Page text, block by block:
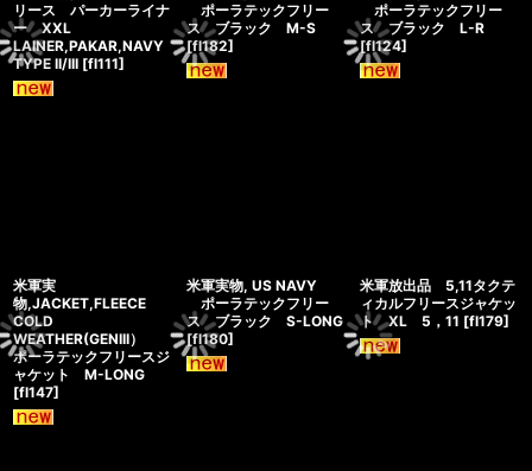
リース パーカーライナ
ー XXL
LAINER,PAKAR,NAVY
TYPE II/III [fl111]
ポーラテックフリー
ス ブラック M-S
[fl182]
ポーラテックフリー
ス ブラック L-R
[fl124]
米軍実
物,JACKET,FLEECE
COLD
WEATHER(GENIII）
ポーラテックフリースジ
ャケット M-LONG
[fl147]
米軍実物, US NAVY
ポーラテックフリー
ス ブラック S-LONG
[fl180]
米軍放出品 5,11タクテ
ィカルフリースジャケッ
ト XL 5，11 [fl179]